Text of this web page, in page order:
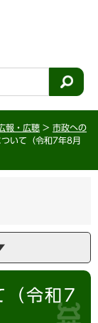
報・広聴 > 市政への
いて（令和7年8月
（令和7